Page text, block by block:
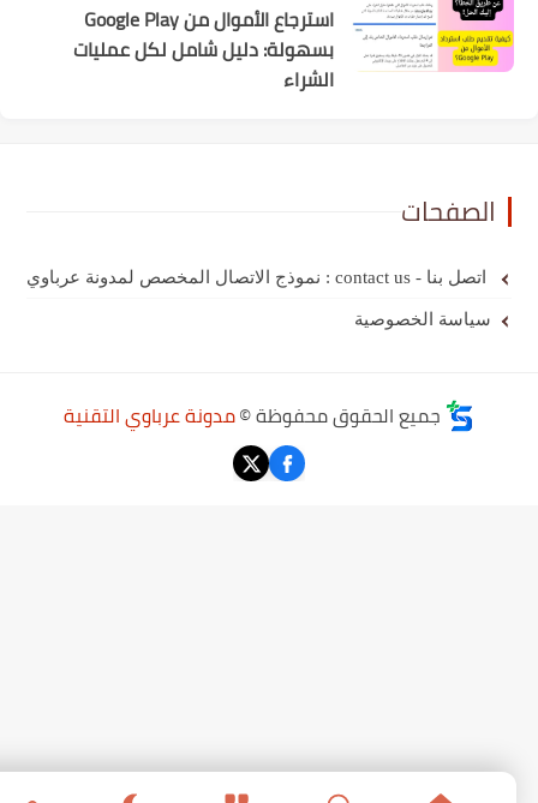
استرجاع الأموال من Google Play
بسهولة: دليل شامل لكل عمليات
الشراء
الصفحات
اتصل بنا - contact us : نموذج الاتصال المخصص لمدونة عرباوي
سياسة الخصوصية
جميع الحقوق محفوظة ©مدونة عرباوي التقنية